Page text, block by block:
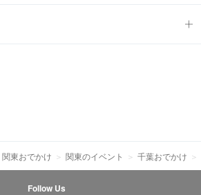
関東おでかけ 関東のイベント 千葉おでかけ
Follow Us